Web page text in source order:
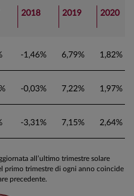
2018 2019 2020
-1,46% 6,79% 1,82%
-0,03% 7,22% 1,97%
-3,31% 7,15% 2,64%
all’ultimo trimestre solare
primo trimestre di ogni anno coincide
precedente.